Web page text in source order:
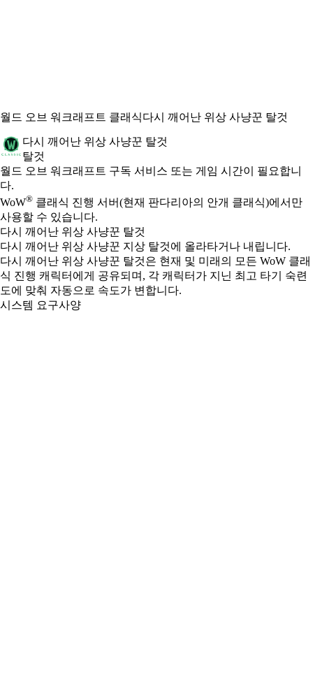
월드 오브 워크래프트 클래식다시 깨어난 위상 사냥꾼 탈것
다시 깨어난 위상 사냥꾼 탈것
탈것
가격
Available actions
월드 오브 워크래프트 구독 서비스 또는 게임 시간이 필요합니
다.
WoW® 클래식 진행 서버(현재 판다리아의 안개 클래식)에서만
사용할 수 있습니다.
다시 깨어난 위상 사냥꾼 탈것
다시 깨어난 위상 사냥꾼 지상 탈것에 올라타거나 내립니다.
다시 깨어난 위상 사냥꾼 탈것은 현재 및 미래의 모든 WoW 클래
식 진행 캐릭터에게 공유되며, 각 캐릭터가 지닌 최고 타기 숙련
도에 맞춰 자동으로 속도가 변합니다.
시스템 요구사양